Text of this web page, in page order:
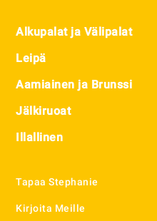
Footer
Alkupalat ja Välipalat
Leipä
Aamiainen ja Brunssi
Jälkiruoat
Illallinen
Tapaa Stephanie
Kirjoita Meille